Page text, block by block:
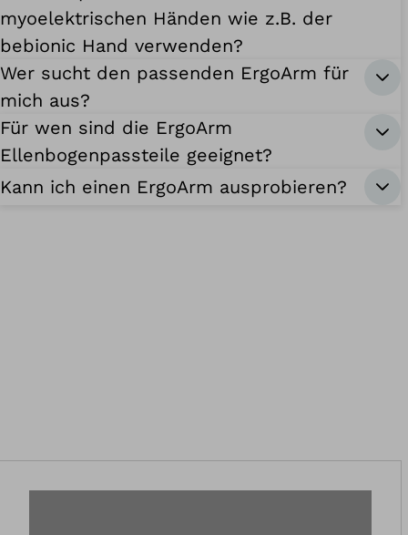
myoelektrischen Händen wie z.B. der
bebionic Hand verwenden?
Wer sucht den passenden ErgoArm für
mich aus?
Für wen sind die ErgoArm
Ellenbogenpassteile geeignet?
Kann ich einen ErgoArm ausprobieren?